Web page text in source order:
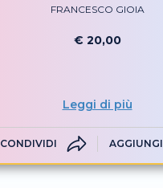
FRANCESCO GIOIA
€ 20,00
Leggi di più
CONDIVIDI AGGIUNGI